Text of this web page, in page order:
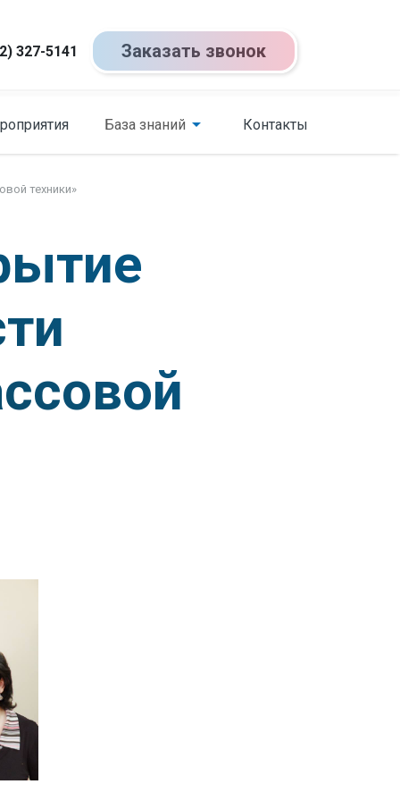
327-5141 Заказать звонок
База знаний Контакты
техники»